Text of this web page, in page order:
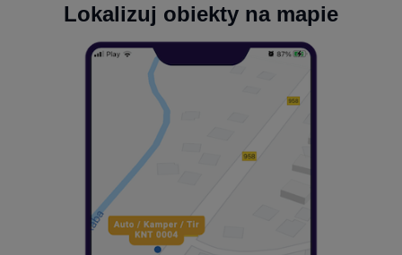
Lokalizuj obiekty na mapie